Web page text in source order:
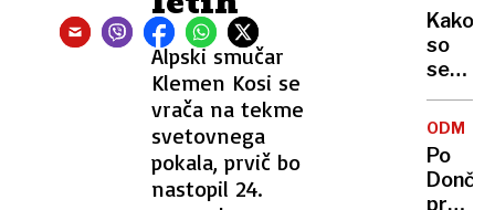
Alpski smučar
Klemen Kosi se
vrača na tekme
svetovnega
pokala, prvič bo
nastopil 24.
voda
Kako
so
se
cilji
vlade
Po